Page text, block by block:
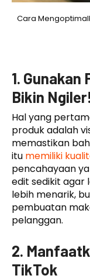
Cara
1. Gunakan
Bikin Ngiler!
Hal yang
produk adalah
memastikan
itu memiliki
pencahayaan
edit sedikit agar
lebih menarik,
pembuatan
pelanggan.
2.
TikTok